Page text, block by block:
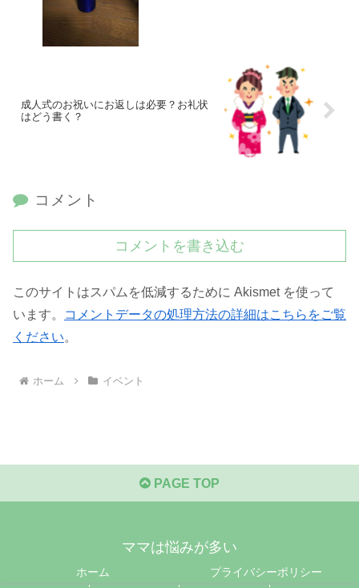
成人式のお祝いにお返しは必要？お礼状
はどう書く？
コメント
コメントを書き込む
このサイトはスパムを低減するために Akismet を使って
います。
コメントデータの処理方法の詳細はこちらをご覧
ください。
ホーム イベント
PAGE TOP
ママは悩みが多い
ホーム
プライバシーポリシー